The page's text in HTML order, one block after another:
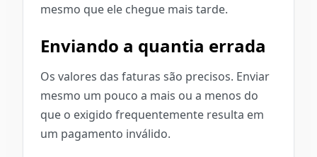
mesmo que ele chegue mais tarde.
Enviando a quantia errada
Os valores das faturas são precisos. Enviar
mesmo um pouco a mais ou a menos do
que o exigido frequentemente resulta em
um pagamento inválido.